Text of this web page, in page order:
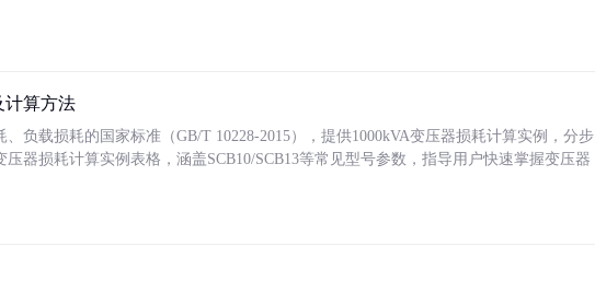
计算方法
负载损耗的国家标准（GB/T 10228-2015），提供1000kVA变压器损耗计算实例，分步
器损耗计算实例表格，涵盖SCB10/SCB13等常见型号参数，指导用户快速掌握变压器